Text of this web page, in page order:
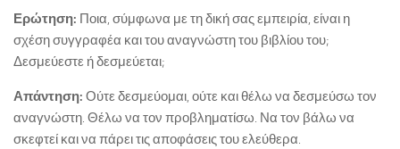
Ερώτηση: Ποια, σύμφωνα με τη δική σας εμπειρία, είναι η
σχέση συγγραφέα και του αναγνώστη του βιβλίου του;
Δεσμεύεστε ή δεσμεύεται;
Απάντηση: Ούτε δεσμεύομαι, ούτε και θέλω να δεσμεύσω τον
αναγνώστη. Θέλω να τον προβληματίσω. Να τον βάλω να
σκεφτεί και να πάρει τις αποφάσεις του ελεύθερα.